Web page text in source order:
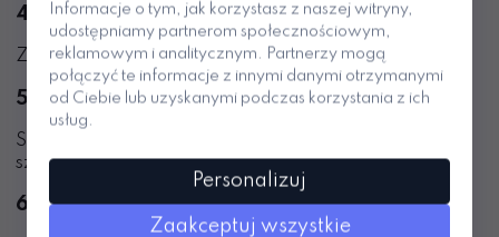
4. Odpowiedni rozmiar
Zbyt ciasny but zwiększa przegrzewanie.
5. Stabilna pięta
Stopa powinna być stabilna, ale nie „zamknięta” w
sztywnej konstrukcji.
6. Lekkość
Informacje o tym, jak korzystasz z naszej witryny,
udostępniamy partnerom społecznościowym,
reklamowym i analitycznym. Partnerzy mogą
połączyć te informacje z innymi danymi otrzymanymi
od Ciebie lub uzyskanymi podczas korzystania z ich
usług.
Personalizuj
Zaakceptuj wszystkie